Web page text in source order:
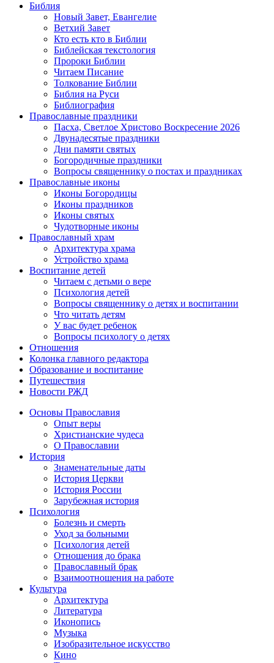
Библия
Новый Завет, Евангелие
Ветхий Завет
Кто есть кто в Библии
Библейская текстология
Пророки Библии
Читаем Писание
Толкование Библии
Библия на Руси
Библиография
Православные праздники
Пасха, Светлое Христово Воскресение 2026
Двунадесятые праздники
Дни памяти святых
Богородичные праздники
Вопросы священнику о постах и праздниках
Православные иконы
Иконы Богородицы
Иконы праздников
Иконы святых
Чудотворные иконы
Православный храм
Архитектура храма
Устройство храма
Воспитание детей
Читаем с детьми о вере
Психология детей
Вопросы священнику о детях и воспитании
Что читать детям
У вас будет ребенок
Вопросы психологу о детях
Отношения
Колонка главного редактора
Образование и воспитание
Путешествия
Новости РЖД
Основы Православия
Опыт веры
Христианские чудеса
О Православии
История
Знаменательные даты
История Церкви
История России
Зарубежная история
Психология
Болезнь и смерть
Уход за больными
Психология детей
Отношения до брака
Православный брак
Взаимоотношения на работе
Культура
Архитектура
Литература
Иконопись
Музыка
Изобразительное искусство
Кино